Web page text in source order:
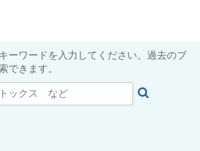
ーワードを入力してください。過去のブ
できます。